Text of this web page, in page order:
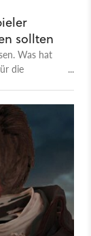
sollten
Was hat
die